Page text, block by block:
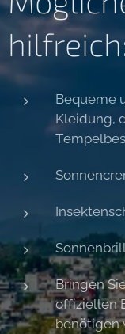
Bequeme
Kleidung,
Bringen
offiziellen
benötigen